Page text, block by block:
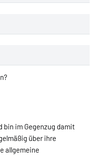
im Gegenzug damit
über ihre
allgemeine